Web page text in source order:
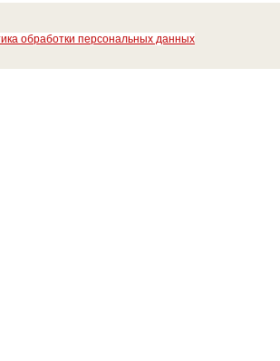
обработки персональных данных